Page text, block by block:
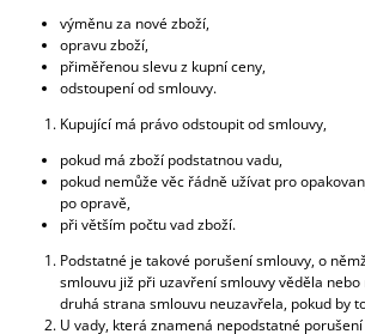
výměnu za nové zboží,
opravu zboží,
přiměřenou slevu z kupní ceny,
odstoupení od smlouvy.
Kupující má právo odstoupit od smlouvy,
pokud má zboží podstatnou vadu,
pokud nemůže věc řádně užívat pro
po opravě,
při větším počtu vad zboží.
Podstatné je takové porušení smlouvy, o
smlouvu již při uzavření smlouvy věděla
druhá strana smlouvu neuzavřela, pokud by
U vady, která znamená nepodstatné